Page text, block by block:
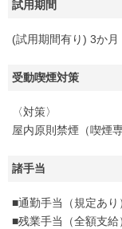
試用期間
(試用期間有り) 3か
受動喫煙対策
〈対策〉
屋内原則禁煙（喫煙
諸手当
■通勤手当（規定あり
■残業手当（全額支給